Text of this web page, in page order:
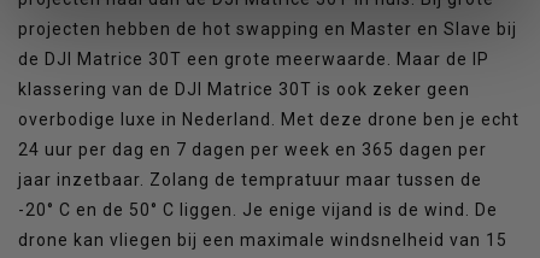
projecten hebben de hot swapping en Master en Slave bij
de DJI Matrice 30T een grote meerwaarde. Maar de IP
klassering van de DJI Matrice 30T is ook zeker geen
overbodige luxe in Nederland. Met deze drone ben je echt
24 uur per dag en 7 dagen per week en 365 dagen per
jaar inzetbaar. Zolang de tempratuur maar tussen de
-20° C en de 50° C liggen. Je enige vijand is de wind. De
drone kan vliegen bij een maximale windsnelheid van 15